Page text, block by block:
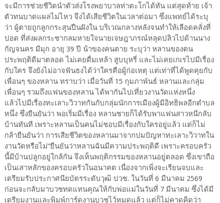
จะมีการช่วยชีวิตนำตัวส่งโรงพยาบาลท่าตะโกได้ทัน แต่สุดท้าย เจ้า
ตัวทนบาดแผลไม่ไหว จึงได้เสียชีวิตในเวลาต่อมา ซึ่งแพทย์ได้ระบุ
ว่า ผู้ตายถูกลูกกระสุนปืนฝังใน บริเวณกลางหลังจนทำให้เลือดคลั่งที่
ปอด ที่ส่งผลกระชากลมหายใจนายเจษฎาภรณ์หลุดปลิวไปด้านนาง
กัญจนคร มีมุก อายุ 39 ปี น้าของคนตาย ระบุว่า หลานของตน
ประพฤติดีมาตลอด ไม่เคยดื่มเหล้า สูบบุหรี่ และไม่เคยเกเรไปมีเรื่อง
กับใคร จึงยังไม่อาจฟันธงได้ว่าใครคือผู้ก่อเหตุ แต่เท่าที่ได้พูดคุยกับ
เพื่อนๆ ของหลาน ทราบว่า เมื่อวันที่ 15 กุมภาพันธ์ หลานและกลุ่ม
เพื่อนๆ รวมถึงแฟนของหลาน ได้พากันไปเที่ยวงานวัดแห่งหนึ่ง
แล้วไปมีเรื่องทะเลาะวิวาทกันกับกลุ่มนักการเมืองผู้มีอิทธิพลอีกตำบล
หนึ่ง ซึ่งยืนยันว่า พอเริ่มมีเรื่อง หลานชายก็ได้รับพาแฟนสาวหนีกลับ
บ้านทันที เพราะหลานเป็นคนไม่ชอบมีเรื่องกับใครอยู่แล้ว แต่ก็ไม่
กล้ายืนยันว่า การเสียชีวิตของหลานมาจากปมปัญหาทะเลาะวิวาทใน
งานวัดหรือไม่“ยืนยันว่าหลานฉันมีความประพฤติดี เพราะครอบครัว
นี้มีบ้านปลูกอยู่ใกล้กัน จึงเห็นพฤติกรรมของหลานอยู่ตลอด ซึ่งเขาถือ
เป็นเสาหลักของครอบครัวในอนาคต เนื่องจากเพิ่งจะเรียนจบและ
เตรียมรับประกาศนียบัตรระดับวุฒิ ปวช. ในวันที่ 6 มีนาคม 2569
ก่อนจะกลับมาบวชทดแทนคุณให้กับพ่อแม่ในวันที่ 7 มีนาคม ซึ่งได้มี
เตรียมงานและพิมพ์การ์ดงานบวชไว้หมดแล้ว แต่ก็ไม่คาดคิดว่า